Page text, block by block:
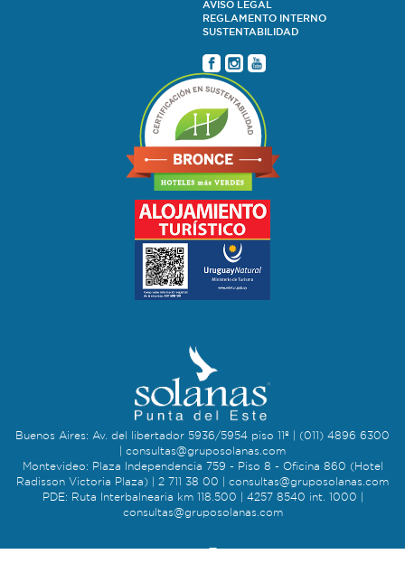
AVISO LEGAL
REGLAMENTO INTERNO
SUSTENTABILIDAD
Buenos Aires: Av. del libertador 5936/5954 piso 11º | (011) 4896 6300
consultas@gruposolanas.com
Montevideo: Plaza Independencia 759 - Piso 8 - Oficina 860 (Hotel
Radisson Victoria Plaza) | 2 711 38 00 | consultas@gruposolanas.com
PDE: Ruta Interbalnearia km 118.500 | 4257 8540 int. 1000 |
consultas@gruposolanas.com